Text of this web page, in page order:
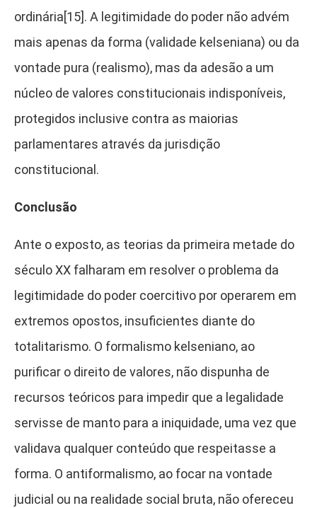
ordinária[15]. A legitimidade do poder não advém
mais apenas da forma (validade kelseniana) ou da
vontade pura (realismo), mas da adesão a um
núcleo de valores constitucionais indisponíveis,
protegidos inclusive contra as maiorias
parlamentares através da jurisdição
constitucional.
Conclusão
Ante o exposto, as teorias da primeira metade do
século XX falharam em resolver o problema da
legitimidade do poder coercitivo por operarem em
extremos opostos, insuficientes diante do
totalitarismo. O formalismo kelseniano, ao
purificar o direito de valores, não dispunha de
recursos teóricos para impedir que a legalidade
servisse de manto para a iniquidade, uma vez que
validava qualquer conteúdo que respeitasse a
forma. O antiformalismo, ao focar na vontade
judicial ou na realidade social bruta, não ofereceu